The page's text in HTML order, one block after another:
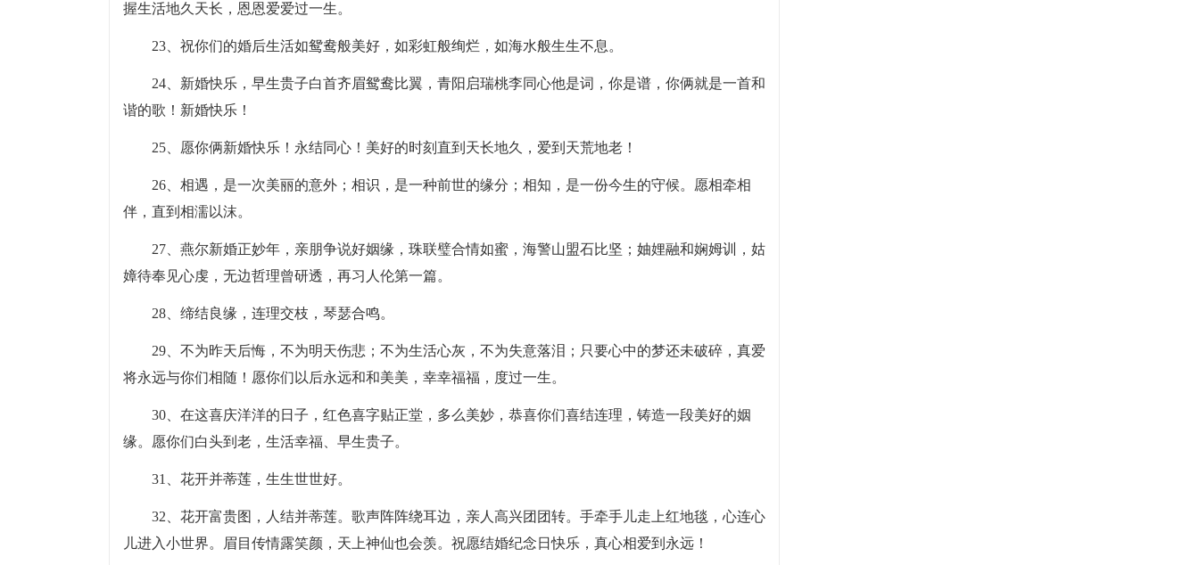
握生活地久天长，恩恩爱爱过一生。
23、祝你们的婚后生活如鸳鸯般美好，如彩虹般绚烂，如海水般生生不息。
24、新婚快乐，早生贵子白首齐眉鸳鸯比翼，青阳启瑞桃李同心他是词，你是谱，你俩就是一首和
谐的歌！新婚快乐！
25、愿你俩新婚快乐！永结同心！美好的时刻直到天长地久，爱到天荒地老！
26、相遇，是一次美丽的意外；相识，是一种前世的缘分；相知，是一份今生的守候。愿相牵相
伴，直到相濡以沫。
27、燕尔新婚正妙年，亲朋争说好姻缘，珠联璧合情如蜜，海警山盟石比坚；妯娌融和娴姆训，姑
嫜待奉见心虔，无边哲理曾研透，再习人伦第一篇。
28、缔结良缘，连理交枝，琴瑟合鸣。
29、不为昨天后悔，不为明天伤悲；不为生活心灰，不为失意落泪；只要心中的梦还未破碎，真爱
将永远与你们相随！愿你们以后永远和和美美，幸幸福福，度过一生。
30、在这喜庆洋洋的日子，红色喜字贴正堂，多么美妙，恭喜你们喜结连理，铸造一段美好的姻
缘。愿你们白头到老，生活幸福、早生贵子。
31、花开并蒂莲，生生世世好。
32、花开富贵图，人结并蒂莲。歌声阵阵绕耳边，亲人高兴团团转。手牵手儿走上红地毯，心连心
儿进入小世界。眉目传情露笑颜，天上神仙也会羡。祝愿结婚纪念日快乐，真心相爱到永远！